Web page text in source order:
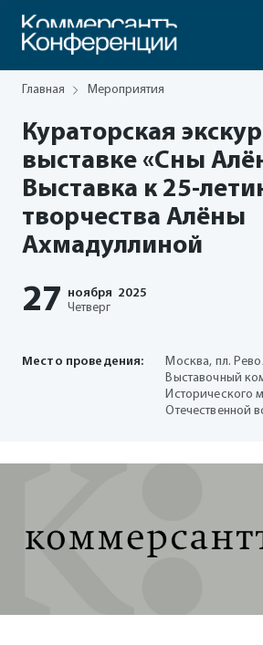
Главная Мероприятия
Кураторская
выставке «Сны
Выставка к 25-
творчества Алёны
Ахмадуллиной
27 ноября 2025
Четверг
Место проведения:
Москва, пл.
Выставочный
Исторического
Отечественной